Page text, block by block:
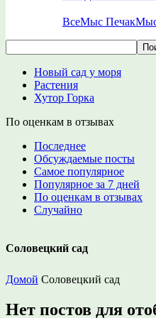
ВсеМыс Печак
Новый сад у моря
Растения
Хутор Горка
По оценкам в отзывах
Последнее
Обсуждаемые посты
Самое популярное
Популярное за 7 дней
По оценкам в отзывах
Случайно
Соловецкий сад
Домой Соловецкий сад
Нет постов для